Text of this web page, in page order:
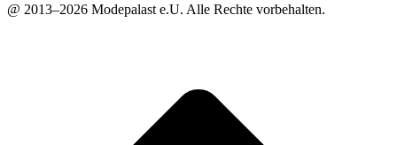
@ 2013–2026 Modepalast e.U. Alle Rechte vorbehalten.